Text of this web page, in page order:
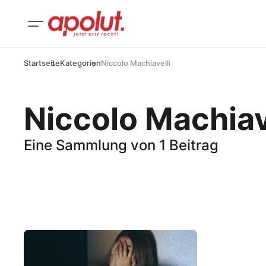
StartseiteKategorienNiccolo Machiavelli
Niccolo
Eine Sammlung von 1 Beitrag